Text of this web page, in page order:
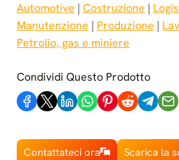
Automotive | Costruzione |
Manutenzione | Produzione |
Petrolio, gas e miniere
Condividi Questo Prodotto
Contattateci ora Scarica la